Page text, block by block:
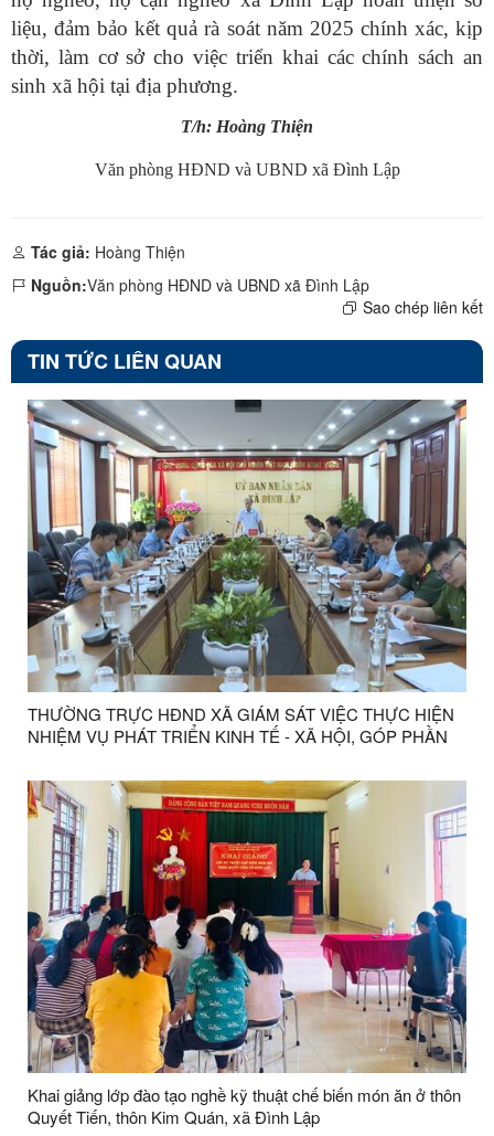
liệu, đảm bảo kết quả rà soát năm 2025 chính xác, kịp
thời, làm cơ sở cho việc triển khai các chính sách an
sinh xã hội tại địa phương.
T/h: Hoàng Thiện
Văn phòng HĐND và UBND xã Đình Lập
Tác giả: Hoàng Thiện
Nguồn:Văn phòng HĐND và UBND xã Đình Lập
Sao chép liên kết
TIN TỨC LIÊN QUAN
THƯỜNG TRỰC HĐND XÃ GIÁM SÁT VIỆC THỰC HIỆN
NHIỆM VỤ PHÁT TRIỂN KINH TẾ - XÃ HỘI, GÓP PHẦN
NĂM 2026 TRÊN ĐỊA BÀN XÃ
Khai giảng lớp đào tạo nghề kỹ thuật chế biến món ăn ở thôn
Quyết Tiến, thôn Kim Quán, xã Đình Lập